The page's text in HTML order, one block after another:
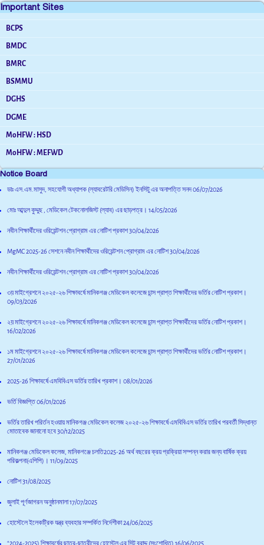
Important Sites
BCPS
BMDC
BMRC
BSMMU
DGHS
DGME
MoHFW : HSD
MoHFW : MEFWD
Notice Board
ডাঃ এস.এম.মাসুদ, সহযোগী অধ্যাপক (ল্যাবরেটরি মেডিসিন) ইনসিটু এর অনাপত্তি সনদ06/07/2026
মোঃ আব্দুল কুদ্দুছ , মেডিকেল টেকনোলজিস্ট (ল্যাব) এর ছাড়পত্র। 14/05/2026
নবীন শিক্ষার্থীদের ওরিয়েন্টশন প্রোগ্রাম এর নোটিশ প্রকাশ30/04/2026
MgMC 2025-26 সেশনে নবীন শিক্ষার্থীদের ওরিয়েন্টশন প্রোগ্রাম এর নোটিশ30/04/2026
নবীন শিক্ষার্থীদের ওরিয়েন্টশন প্রোগ্রাম এর নোটিশ প্রকাশ30/04/2026
৩য় মাইগ্রেশনে ২০২৫-২৬ শিক্ষাবর্ষে মানিকগঞ্জ মেডিকেল কলেজে চান্স প্রাপ্ত শিক্ষার্থীদের ভর্তির নোটিশ প্রকাশ।
09/03/2026
২য় মাইগ্রেশনে ২০২৫-২৬ শিক্ষাবর্ষে মানিকগঞ্জ মেডিকেল কলেজে চান্স প্রাপ্ত শিক্ষার্থীদের ভর্তির নোটিশ প্রকাশ।
16/02/2026
১ম মাইগ্রেশনে ২০২৫-২৬ শিক্ষাবর্ষে মানিকগঞ্জ মেডিকেল কলেজে চান্স প্রাপ্ত শিক্ষার্থীদের ভর্তির নোটিশ প্রকাশ।
27/01/2026
2025-26 শিক্ষাবর্ষে এমবিবিএস ভর্তির তারিখ প্রকাশ। 08/01/2026
ভর্তি বিজ্ঞপ্তি06/01/2026
ভর্তির তারিখ পরির্তন হওয়ায় মানিকগঞ্জ মেডিকেল কলেজ ২০২৫-২৬ শিক্ষাবর্ষে এমবিবিএস ভর্তির তারিখ পরবর্তী সিদ্ধান্ত
মোতাবেক জানানো হবে30/12/2025
মানিকগঞ্জ মেডিকেল কলেজ, মানিকগঞ্জে চলতি2025-26 অর্থ বছরের ক্রয় প্রক্রিয়া সম্পন্ন করার জন্য বার্ষিক ক্রয়
পরিকল্পনা(এপিপি)। 11/09/2025
নোটিশ31/08/2025
জুলাই পূর্ণজাগরন অনুষ্ঠানমালা17/07/2025
হোস্টেলে ইলেকট্রিক যন্ত্র ব্যবহার সম্পর্কিত নির্দেশীকা24/06/2025
“2024-2025) শিক্ষাবর্ষের ছাত্র-ছাত্রীদের হোস্টেল এর সিট বরাদ্দ (সংশোধিত) 16/06/2025